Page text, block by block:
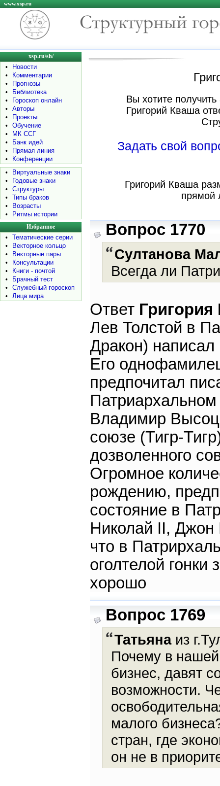
www.xsp.ru
xsp.ru/sh/
•
Новости
•
Комментарии
•
Прогнозы
•
Библиотека
•
Гороскоп онлайн
•
Авторы
•
Проекты
•
Обучение
•
МК ССГ
•
Банк идей
•
Прямая линия
•
Конференции
•
Виртуальные знаки
•
Годовые знаки
•
Структуры
•
Типы браков
•
Возрасты
•
Ритмы истории
Избранное
•
Тематические серии
•
Векторное кольцо
•
Векторные пары
•
Консультации
•
Книги - почтой
•
Брачный тест
•
Служебный гороскоп
•
Лица мира
Вы хотите
Григорий Кваша
Задать свой
Григорий Кваша
прямой
Вопрос 1770
Султанова
Всегда ли
Ответ
Лев Толстой в
Дракон)
Его
предпочитал
Владимир
союзе (Тигр-
дозволенного
Огромное
рождению,
состояние в
Николай II,
что в
оголтелой гонки
хорошо
Вопрос 1769
Татьянаиз
Почему в
бизнес, давят
возможности.
малого
стран, где
он не в